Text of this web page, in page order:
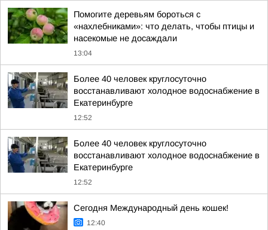
Помогите деревьям бороться с
«нахлебниками»: что делать, чтобы птицы и
насекомые не досаждали
13:04
Более 40 человек круглосуточно
восстанавливают холодное водоснабжение в
Екатеринбурге
12:52
Более 40 человек круглосуточно
восстанавливают холодное водоснабжение в
Екатеринбурге
12:52
Сегодня Международный день кошек!
12:40